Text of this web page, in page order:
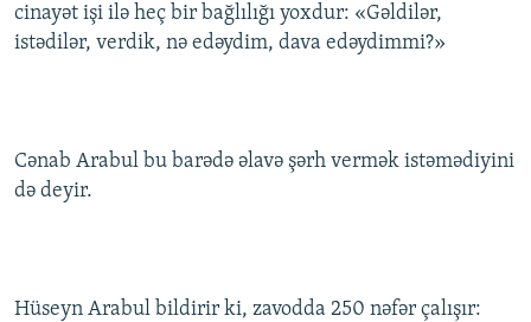
İNFOQRAFIKA
KARIKATURA
AZƏRBAYCAN ƏDƏBIYYATI KITABXANASI
İSLAM VƏ DEMOKRATIYA
MISSIYAMIZ
PEŞƏ ETIKASI VƏ JURNALISTIKA STANDARTLARIMIZ
BIZIMLƏ ƏLAQƏ
BIZI IZLƏ
RFE/RL-in bütün saytları
cinayət işi ilə heç bir bağlılığı yoxdur: «Gəldilər,
istədilər, verdik, nə edəydim, dava edəydimmi?»
Cənab Arabul bu barədə əlavə şərh vermək istəmədiyini
də deyir.
Hüseyn Arabul bildirir ki, zavodda 250 nəfər çalışır: